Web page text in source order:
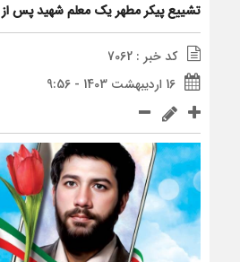
تشییع پیکر مطهر یک معلم شهید پس از ۳۹ سال
کد خبر : 7062
16 اردیبهشت 1403 - 9:56